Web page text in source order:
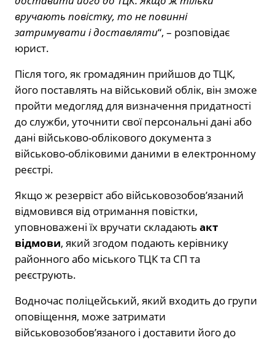
вручають повістку, то не повинні
затримувати і доставляти“, – розповідає
юрист.
Після того, як громадянин прийшов до ТЦК,
його поставлять на військовий облік, він зможе
пройти медогляд для визначення придатності
до служби, уточнити свої персональні дані або
дані військово-облікового документа з
військово-обліковими даними в електронному
реєстрі.
Якщо ж резервіст або військовозобов’язаний
відмовився від отримання повістки,
уповноважені їх вручати складають акт
відмови, який згодом подають керівнику
районного або міського ТЦК та СП та
реєструють.
Водночас поліцейський, який входить до групи
оповіщення, може затримати
військовозобов’язаного і доставити його до